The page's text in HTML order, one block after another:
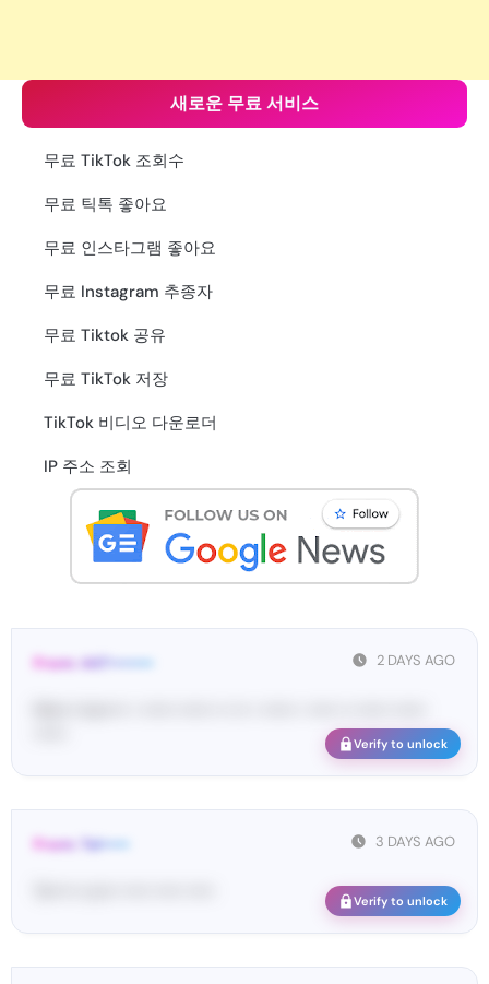
새로운 무료 서비스
무료 TikTok 조회수
무료 틱톡 좋아요
무료 인스타그램 좋아요
무료 Instagram 추종자
무료 Tiktok 공유
무료 TikTok 저장
TikTok 비디오 다운로더
IP 주소 조회
2 DAYS AGO
From: 447••••••••
Verify to unlock
3 DAYS AGO
From: Tel•••••
Verify to unlock